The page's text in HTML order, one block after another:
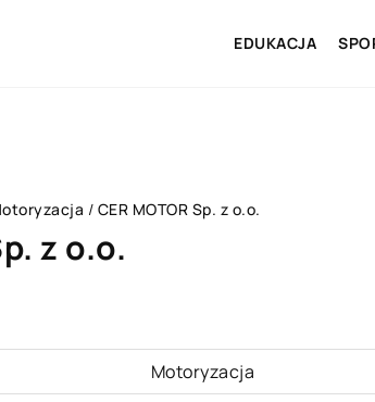
EDUKACJA
/ CER MOTOR Sp. z o.o.
z o.o.
Motoryzacja